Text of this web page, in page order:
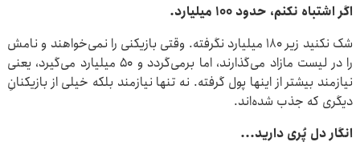
اگر اشتباه نکنم، حدود ۱۰۰ میلیارد.
شک نکنید زیر ۱۸۰ میلیارد نگرفته. وقتی بازیکنی را نمی‌خواهند و نامش
را در لیست مازاد می‌گذارند، اما برمی‌گردد و ۵۰ میلیارد می‌گیرد، یعنی
نیازمند بیشتر از اینها پول گرفته. نه تنها نیازمند بلکه خیلی از بازیکنانِ
دیگری که جذب شده‌اند.
انگار دل پُری دارید...